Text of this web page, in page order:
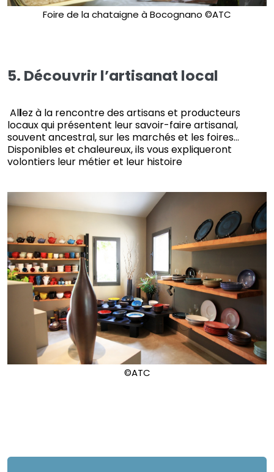
Foire de la chataigne à Bocognano ©ATC
5. Découvrir l’artisanat local
Allez à la rencontre des artisans et producteurs
locaux qui présentent leur savoir-faire artisanal,
souvent ancestral, sur les marchés et les foires…
Disponibles et chaleureux, ils vous expliqueront
volontiers leur métier et leur histoire
©ATC